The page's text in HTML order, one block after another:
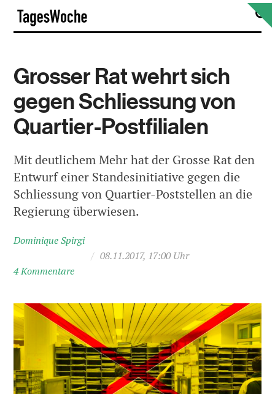
Skip
content
Grosser Rat wehrt sich
gegen Schliessung von
Quartier-Postfilialen
Mit deutlichem Mehr hat der Grosse Rat den
Entwurf einer Standesinitiative gegen die
Schliessung von Quartier-Poststellen an die
Regierung überwiesen.
Dominique Spirgi
/ 08.11.2017, 17:00 Uhr
4 Kommentare